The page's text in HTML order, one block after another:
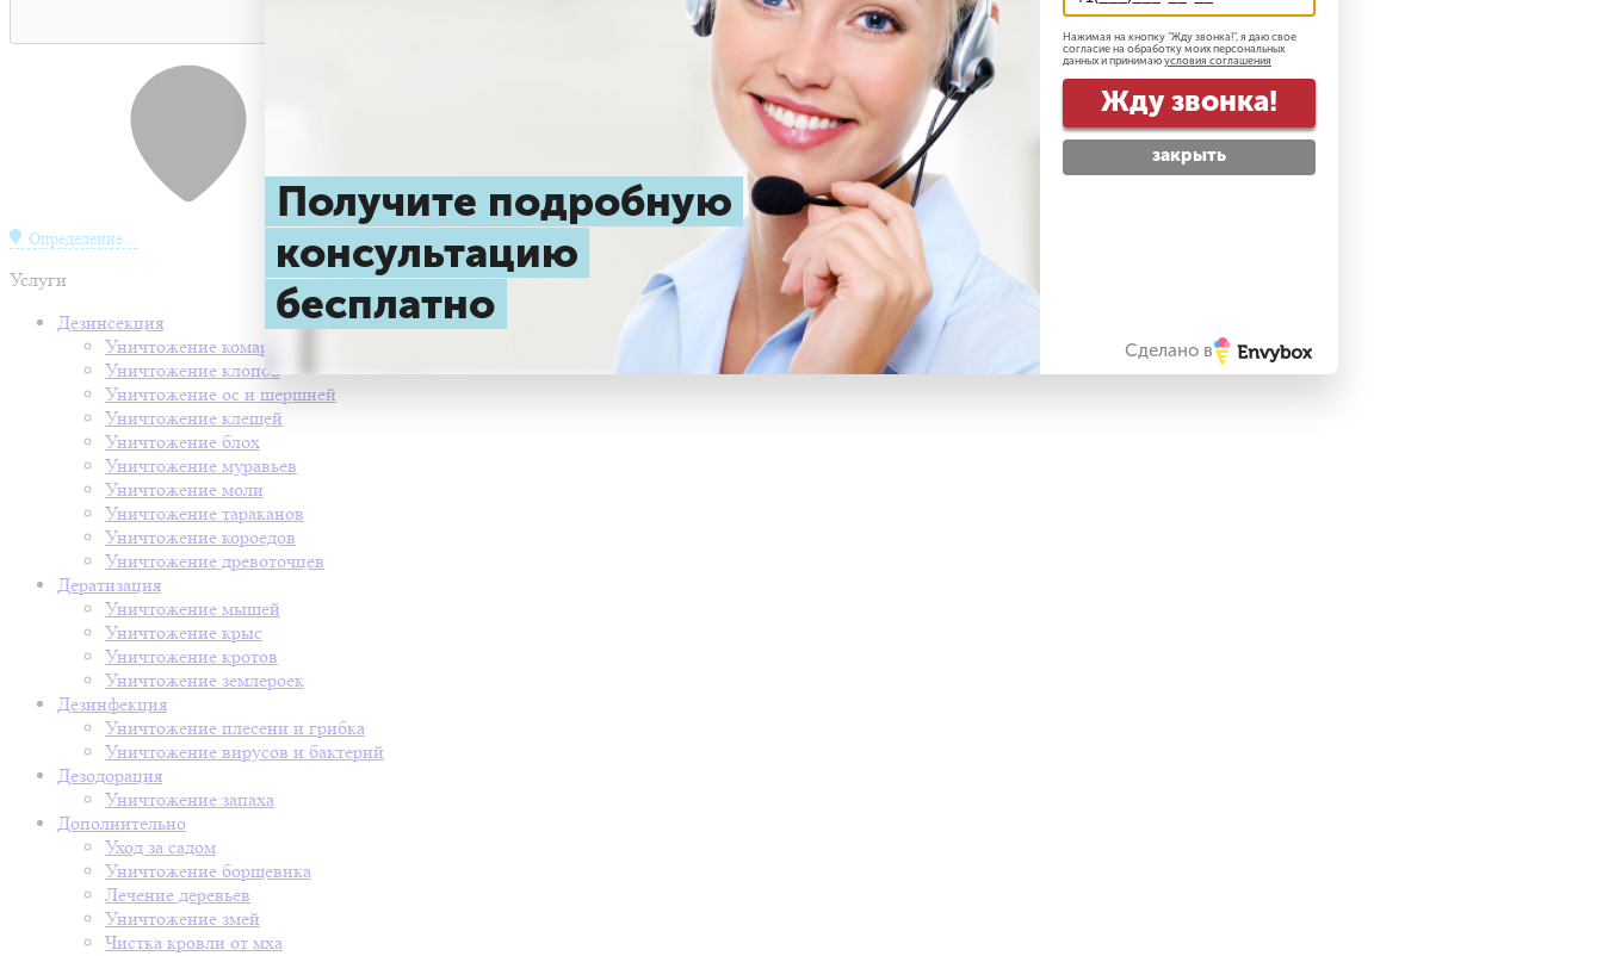
Определение...
Услуги
Дезинсекция
Уничтожение комаров
Уничтожение клопов
Уничтожение ос и шершней
Уничтожение клещей
Уничтожение блох
Уничтожение муравьев
Уничтожение моли
Уничтожение тараканов
Уничтожение короедов
Уничтожение древоточцев
Дератизация
Уничтожение мышей
Уничтожение крыс
Уничтожение кротов
Уничтожение землероек
Дезинфекция
Уничтожение плесени и грибка
Уничтожение вирусов и бактерий
Дезодорация
Уничтожение запаха
Дополнительно
Уход за садом
Уничтожение борщевика
Лечение деревьев
Уничтожение змей
Чистка кровли от мха
Получите подробную
консультацию
бесплатно
Нажимая на кнопку "Жду звонка!", я даю свое
согласие на обработку моих персональных
данных и принимаю условия соглашения
Жду звонка!
закрыть
Сделано в